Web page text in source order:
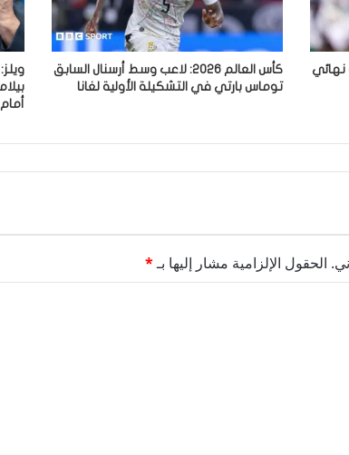
كأس العالم 2026: لاعب وسط أرسنال السابق
توماس بارتي في التشكيلة الأولية لغانا
أمام
الحقول الإلزامية مشار إليها بـ*